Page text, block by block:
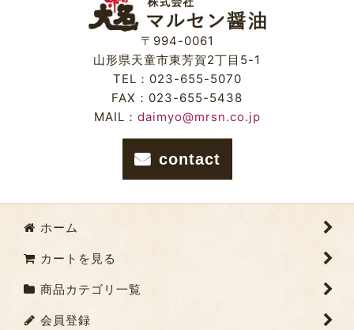
〒994-0061
山形県天童市東芳賀2丁目5-1
TEL：023-655-5070
FAX：023-655-5438
MAIL： daimyo@mrsn.co.jp
contact
ホーム
カートを見る
商品カテゴリ一覧
会員登録